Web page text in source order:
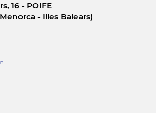
16 - POIFE
- Illes Balears)